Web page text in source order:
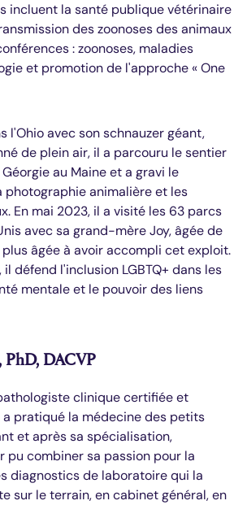
incluent la santé publique vétérinaire
des zoonoses des animaux
: zoonoses, maladies
et promotion de l'approche « One
l'Ohio avec son schnauzer géant,
de plein air, il a parcouru le sentier
au Maine et a gravi le
photographie animalière et les
En mai 2023, il a visité les 63 parcs
avec sa grand-mère Joy, âgée de
âgée à avoir accompli cet exploit.
défend l'inclusion LGBTQ+ dans les
mentale et le pouvoir des liens
DACVP
clinique certifiée et
a pratiqué la médecine des petits
et après sa spécialisation,
pu combiner sa passion pour la
diagnostics de laboratoire qui la
sur le terrain, en cabinet général, en